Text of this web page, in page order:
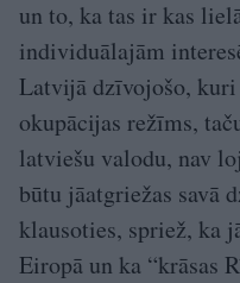
un to, ka tas ir kas
individuālajām
Latvijā dzīvojošo,
okupācijas režīms,
latviešu valodu, nav
būtu jāatgriežas savā
klausoties, spriež, ka
Eiropā un ka “krāsas